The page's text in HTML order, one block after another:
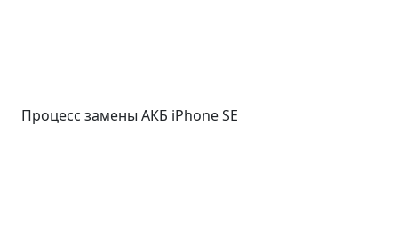
Процесс замены АКБ iPhone SE